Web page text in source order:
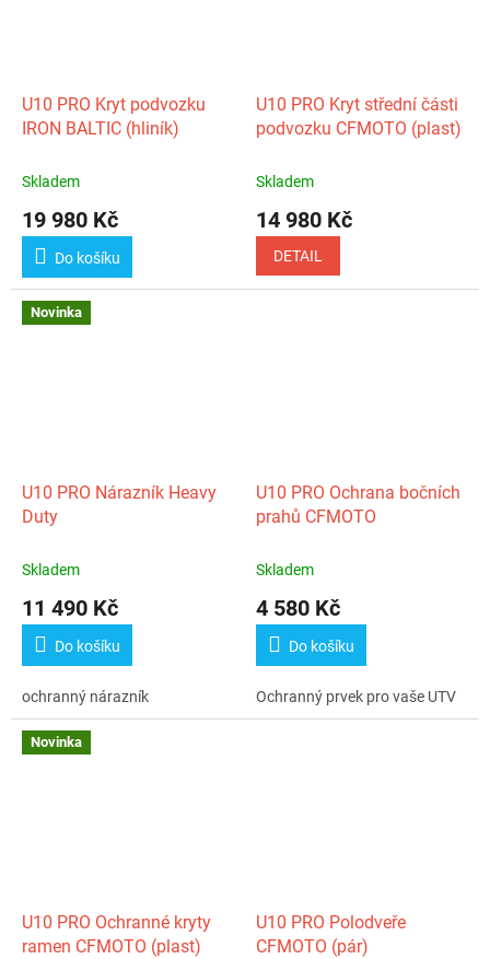
U10 PRO Kryt podvozku
IRON BALTIC (hliník)
Skladem
19 980 Kč
Do košíku
U10 PRO Kryt střední části
podvozku CFMOTO (plast)
Skladem
14 980 Kč
DETAIL
Novinka
U10 PRO Nárazník Heavy
Duty
Skladem
11 490 Kč
Do košíku
ochranný nárazník
U10 PRO Ochrana bočních
prahů CFMOTO
Skladem
4 580 Kč
Do košíku
Ochranný prvek pro vaše UTV
Novinka
U10 PRO Ochranné kryty
ramen CFMOTO (plast)
U10 PRO Polodveře
CFMOTO (pár)